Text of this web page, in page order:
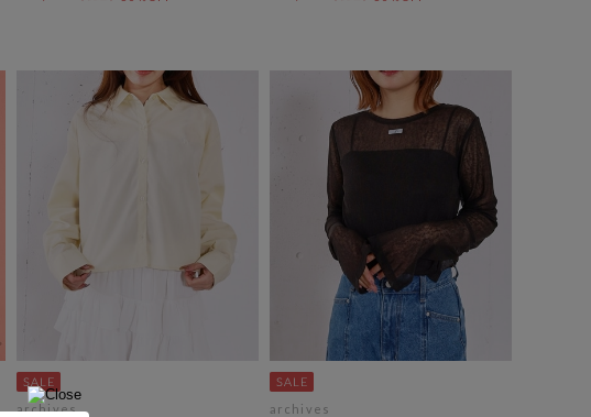
archives archives